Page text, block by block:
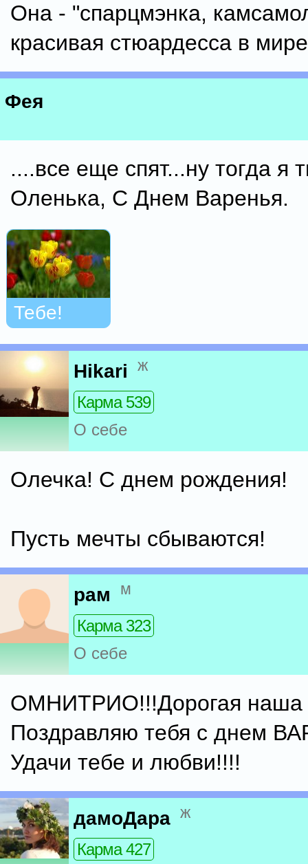
Она - "спарцмэнка,
красивая стюардесса в
Фея
....все еще спят...ну тогда я
Оленька, С Днем Варенья.
Тебе!
Hikari ж
Карма 539
О себе
Олечка! С днем рождения!
Пусть мечты сбываются!
рам м
Карма 323
О себе
ОМНИТРИО!!!Дорогая наша
Поздравляю тебя с днем
Удачи тебе и любви!!!!
дамоДара ж
Карма 427